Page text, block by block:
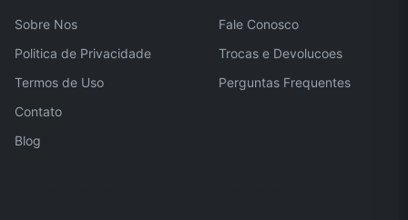
Sobre Nos
Politica de Privacidade
Termos de Uso
Contato
Blog
Fale Conosco
Trocas e Devolucoes
Perguntas Frequentes